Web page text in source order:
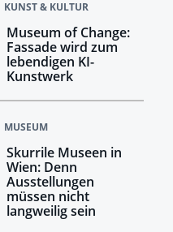
KUNST & KULTUR
Museum of Change:
Fassade wird zum
lebendigen KI-
Kunstwerk
MUSEUM
Skurrile Museen in
Wien: Denn
Ausstellungen
müssen nicht
langweilig sein